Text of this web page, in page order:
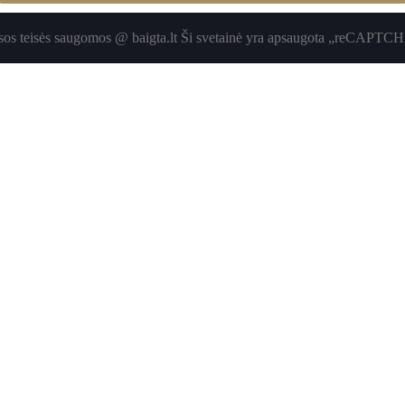
teisės saugomos @ baigta.lt Ši svetainė yra apsaugota